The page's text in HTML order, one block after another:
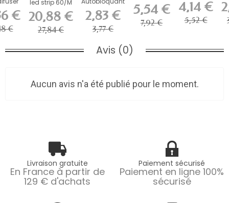
€
€
led strip 60/M
25W 3000K...
20,88 €
27,84 €
Artiteq 15 kg
pour...
2,83 €
3,77 €
mm Artiteq
pour
Cimaise
5,54 €
7,92 €
4,14 €
5,52 €
Avis (0)
Aucun avis n'a été publié pour le moment.
Livraison gratuite
En France à partir de
129 € d'achats
Paiement sécurisé
Paiement en ligne 100%
sécurisé